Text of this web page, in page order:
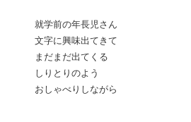
就学前の年長児さん
文字に興味出てきて
まだまだ出てくる
しりとりのよう
おしゃべりしながら